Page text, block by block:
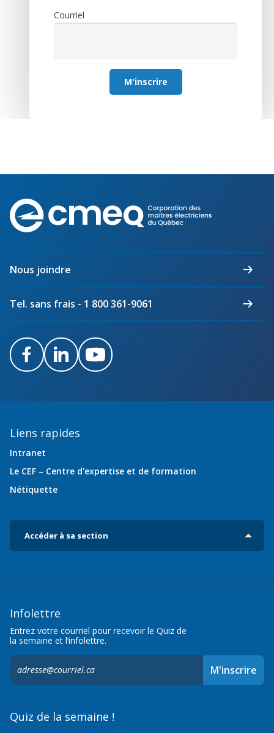
Courriel
M'inscrire
des
électriciens
Nous joindre
Tel. sans frais - 1 800 361-9061
FacebookLinkedInYoutube
Liens rapides
Intranet
Le CEF – Centre d'expertise et de formation
Nétiquette
Accéder à sa section
Infolettre
Entrez votre courriel pour recevoir le Quiz de
la semaine et l’infolettre.
M'inscrire
Quiz de la semaine !